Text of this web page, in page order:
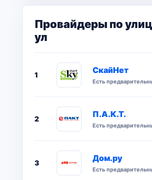
Провайдеры по
ул
1 СкайНет
Есть
2 П.А.К.Т.
Есть
3 Дом.ру
Есть